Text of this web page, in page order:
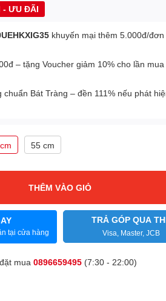
- ƯU ĐÃI
khuyến mại thêm 5.000đ/đơn
– tặng Voucher giảm 10% cho lần mua
chuẩn Bát Tràng – đền 111% nếu phát
55 cm
THÊM VÀO GIỎ
tại cửa hàng
TRẢ GÓP QUA
Visa, Master, JCB
mua 0896659495(7:30 - 22:00)